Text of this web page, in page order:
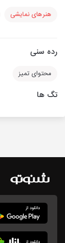
هنرهای نمایشی
رده سنی
محتوای تمیز
تگ ها